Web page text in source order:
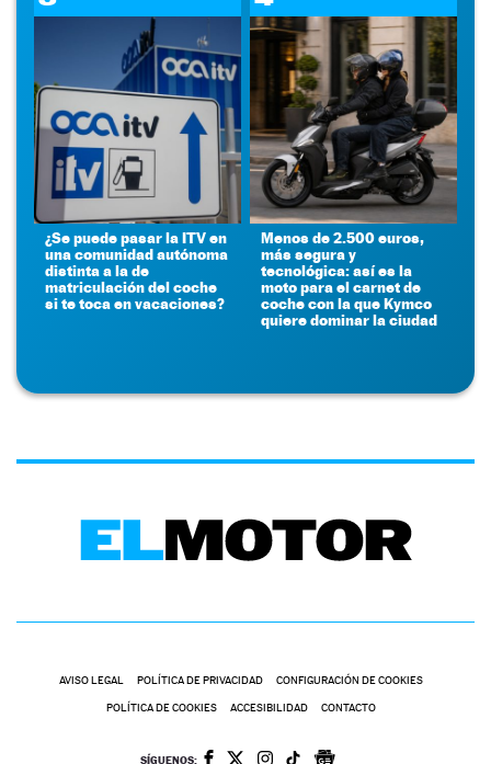
¿Se puede pasar la ITV en
una comunidad autónoma
distinta a la de
matriculación del coche
si te toca en vacaciones?
Menos de 2.500 euros,
más segura y
tecnológica: así es la
moto para el carnet de
coche con la que Kymco
quiere dominar la ciudad
AVISO LEGAL POLÍTICA DE PRIVACIDAD CONFIGURACIÓN DE COOKIES
POLÍTICA DE COOKIES ACCESIBILIDAD CONTACTO
SÍGUENOS: